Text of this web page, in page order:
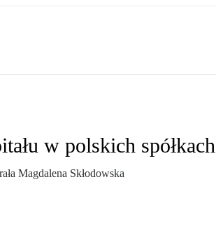
w polskich
Magdalena Skłodowska